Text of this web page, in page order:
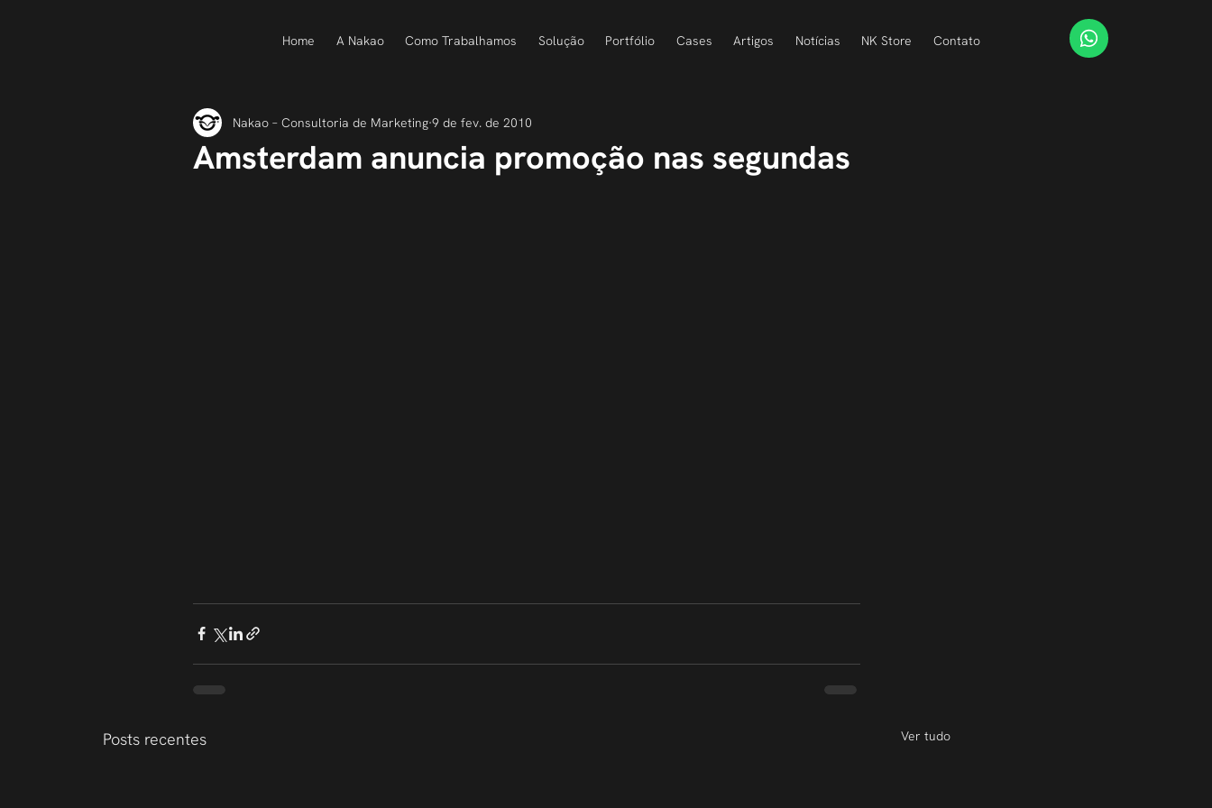
Home A Nakao Como Trabalhamos Solução Portfólio Cases Artigos Notícias NK Store Contato
Amsterdam anuncia promoção nas segundas
Nakao – Consultoria de Marketing 9 de fev. de 2010
Posts recentes Ver tudo